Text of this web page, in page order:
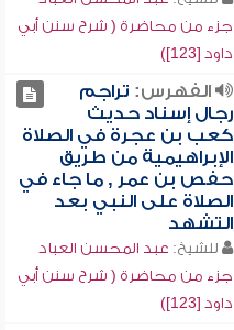
جزء من محاضرة ( شرح سنن أبي
داود [123])
الفهرس: تراجم
رجال إسناد حديث
كعب بن عجرة في الصلاة
الإبراهيمية من طريق
حفص بن عمر , ما جاء في
الصلاة على النبي بعد
التشهد
للشيخ: عبد المحسن العباد
جزء من محاضرة ( شرح سنن أبي
داود [123])